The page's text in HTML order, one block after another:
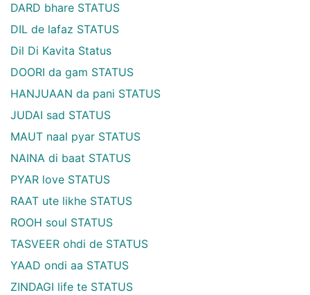
DARD bhare STATUS
DIL de lafaz STATUS
Dil Di Kavita Status
DOORI da gam STATUS
HANJUAAN da pani STATUS
JUDAI sad STATUS
MAUT naal pyar STATUS
NAINA di baat STATUS
PYAR love STATUS
RAAT ute likhe STATUS
ROOH soul STATUS
TASVEER ohdi de STATUS
YAAD ondi aa STATUS
ZINDAGI life te STATUS